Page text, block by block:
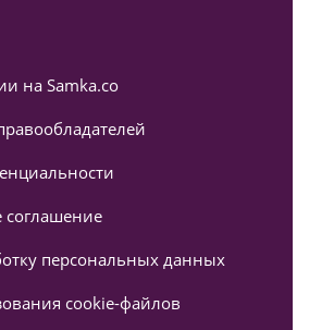
на Samka.co
соглашение
персональных данных
cookie-файлов